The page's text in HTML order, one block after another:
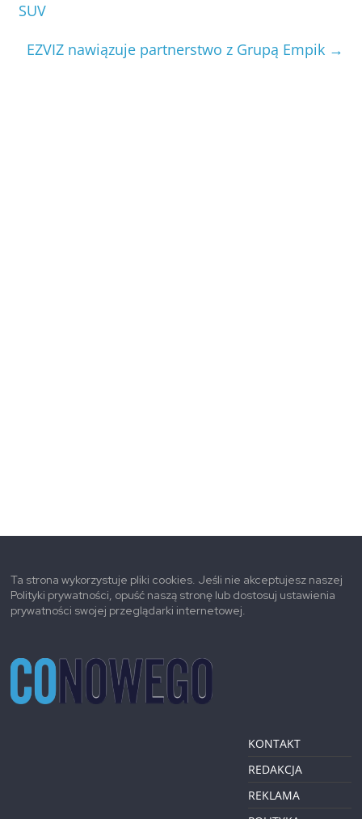
SUV
EZVIZ nawiązuje partnerstwo z Grupą Empik →
Ta strona wykorzystuje pliki cookies. Jeśli nie akceptujesz naszej
Polityki prywatności, opuść naszą stronę lub dostosuj ustawienia
prywatności swojej przeglądarki internetowej.
KONTAKT
REDAKCJA
REKLAMA